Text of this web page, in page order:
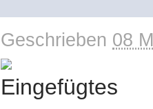
Geschrieben 08